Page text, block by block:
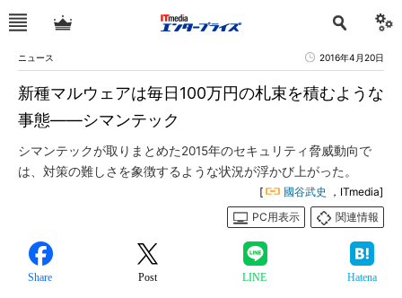
ニュース 2016年4月20日
新種マルウェアは毎日100万円の札束を積むような
事態――シマンテック
シマンテックが取りまとめた2015年のセキュリティ脅威動向で
は、対策の難しさを象徴するような状況が浮かび上がった。
[ 國谷武史
，ITmedia]
PC用表示
関連情報
Share Post LINE Hatena